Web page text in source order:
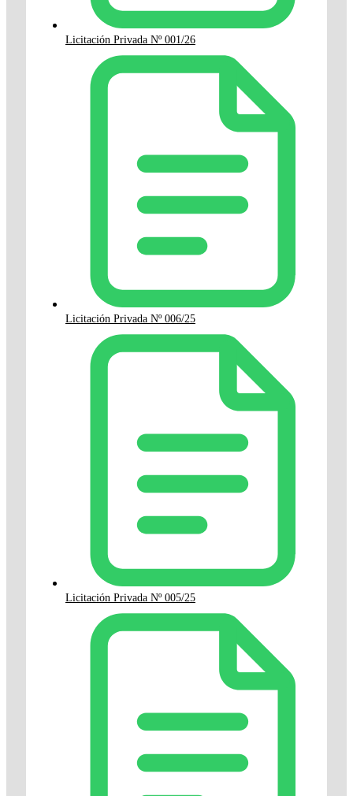
Licitación Privada Nº 001/26
Licitación Privada Nº 006/25
Licitación Privada Nº 005/25